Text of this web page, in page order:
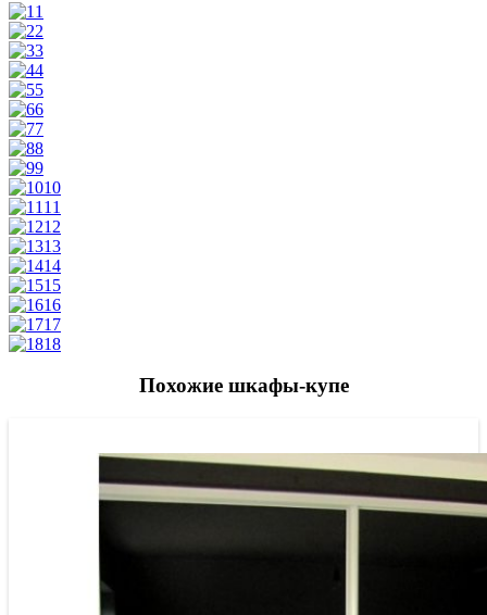
1
2
3
4
5
6
7
8
9
10
11
12
13
14
15
16
17
18
Похожие шкафы-купе